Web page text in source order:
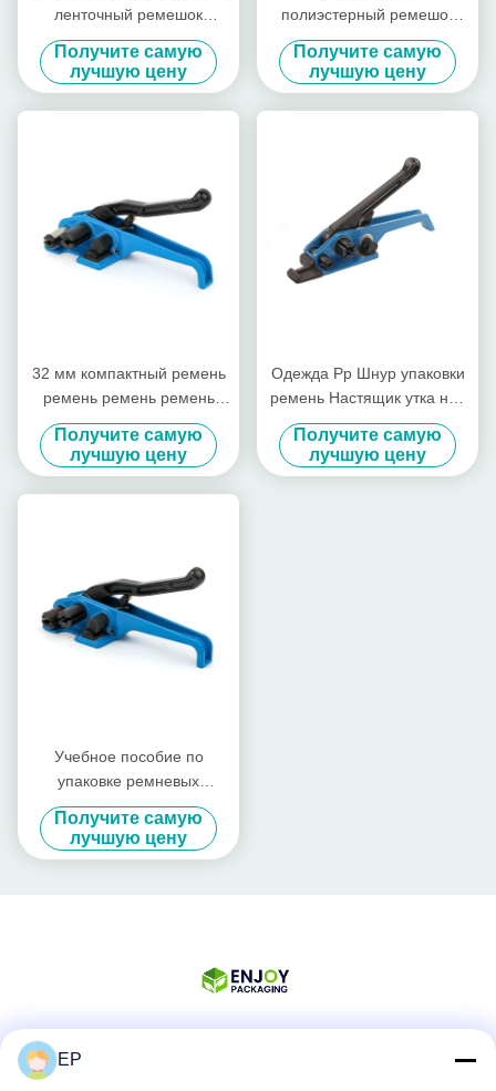
ленточный ремешок
натягатель инструмент
стальной ремешок
натягатель с резкой
Получите самую
лучшую цену
полиэстерный ремешок
для натяжения инструмент
пластиковый шнур
полиремешок
Получите самую
лучшую цену
32 мм компактный ремень
ремень ремень ремень
ремень ремень ремень
ремень ремень ремень
Получите самую
лучшую цену
Одежда Pp Шнур упаковки
ремень Настящик утка нос
товары Ручной ремень
натяжки
Получите самую
лучшую цену
Учебное пособие по
упаковке ремневых
ремневых ремневых
инструментов
Получите самую
лучшую цену
EP